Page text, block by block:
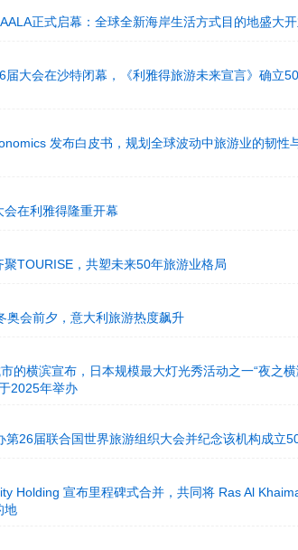
正式启幕：全球全新海岸生活方式目的地盛大
届大会在沙特闭幕，《利雅得旅游未来宣言》确立
发布白皮书，规划全球波动中旅游业的韧性
在利雅得隆重开幕
TOURISE，共塑未来50年旅游业格局
奥会前夕，意大利旅游热度飙升
的横滨宣布，日本规模最大灯光秀活动之一“夜之
2025年举办
第26届联合国世界旅游组织大会并纪念该机构成立
Holding 宣布里程碑式合并，共同将 Ras Al
地